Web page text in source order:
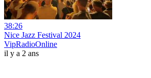
38:26
Nice Jazz Festival 2024
VipRadioOnline
il y a 2 ans